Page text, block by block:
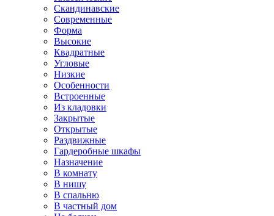
Скандинавские
Современные
Форма
Высокие
Квадратные
Угловые
Низкие
Особенности
Встроенные
Из кладовки
Закрытые
Открытые
Раздвижные
Гардеробные шкафы
Назначение
В комнату
В нишу
В спальню
В частный дом